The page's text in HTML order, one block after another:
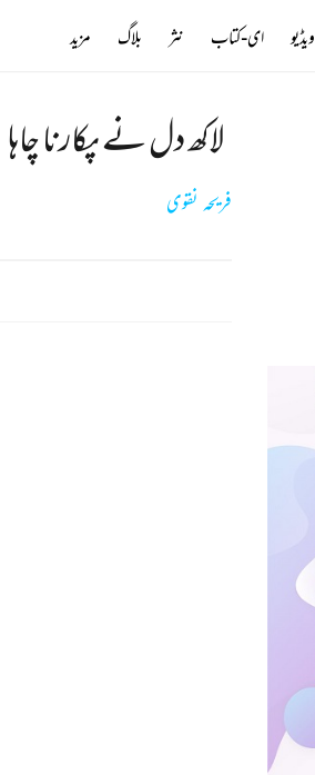
لاکھ دل نے پکارنا چاہا
فریحہ نقوی
ویڈیو ای-کتاب نثر بلاگ مزید